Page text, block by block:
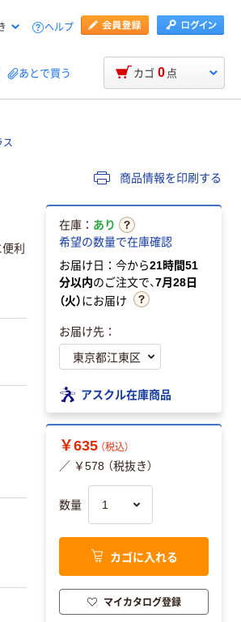
ヘルプ
あとで買う カゴ 0 点
ス
商品情報を印刷する
利
在庫： あり
希望の数量で在庫確認
お届け日：今から21時間51
分以内のご注文で、7月28日
（火）にお届け
お届け先：
アスクル在庫商品
￥635 （税込）
／ ￥578 （税抜き）
数量
カゴに入れる
マイカタログ登録